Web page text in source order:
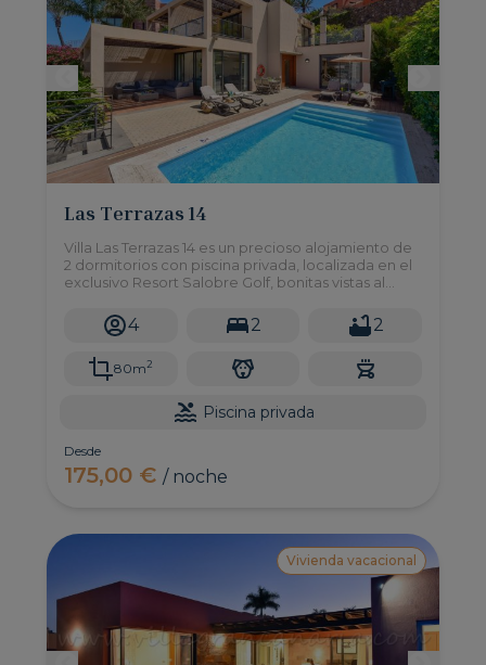
Las Terrazas 14
Villa Las Terrazas 14 es un precioso alojamiento de
2 dormitorios con piscina privada, localizada en el
exclusivo Resort Salobre Golf, bonitas vistas al
solo 15 minutos en coche!
4 2 2
80m2
Piscina privada
Desde
175,00 €/ noche
Vivienda vacacional